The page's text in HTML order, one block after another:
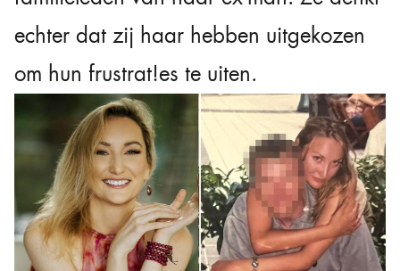
echter dat zij haar hebben uitgekozen
om hun frustrat!es te uiten.